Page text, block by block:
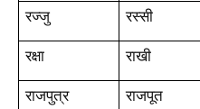
रज्जु रस्सी
रक्षा राखी
राजपुत्र राजपूत